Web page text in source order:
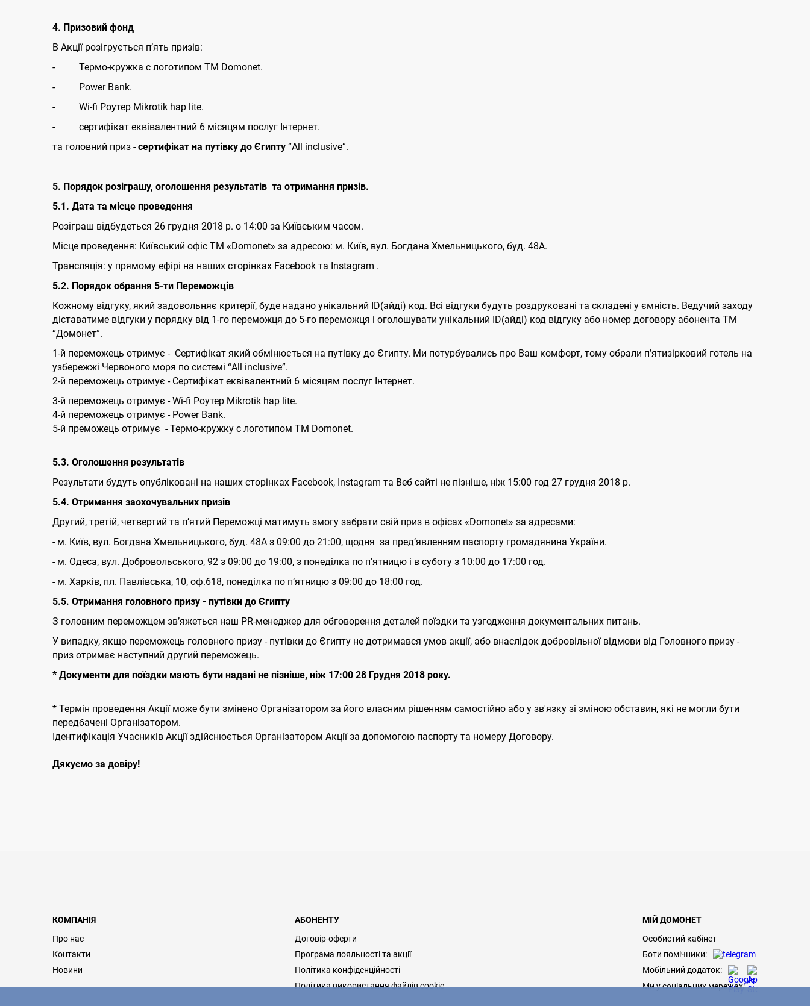
4. Призовий фонд
В Акції розігрується п’ять призів:
- Термо-кружка с логотипом ТМ Domonet.
- Power Bank.
- Wi-fi Роутер Mikrotik hap lite.
- сертифікат еквівалентний 6 місяцям послуг Інтернет.
та головний приз -сертифікат на путівку до Єгипту “All inclusive”.
5. Порядок розіграшу, оголошення результатів та отримання призів.
5.1. Дата та місце проведення
Розіграш відбудеться 26 грудня 2018 р. о 14:00 за Київським часом.
Місце проведення: Київський офіс ТМ «Domonet» за адресою: м. Київ, вул. Богдана Хмельницького, буд. 48А.
Трансляція: у прямому ефірі на наших сторінках Facebook та Instagram .
5.2. Порядок обрання 5-ти Переможців
Кожному відгуку, який задовольняє критерії, буде надано унікальний ID(айді) код. Всі відгуки будуть роздруковані та складені у ємність. Ведучий заходу
діставатиме відгуки у порядку від 1-го переможця до 5-го переможця і оголошувати унікальний ID(айді) код відгуку або номер договору абонента ТМ
“Домонет”.
1-й переможець отримує - Сертифікат який обмінюється на путівку до Єгипту. Ми потурбувались про Ваш комфорт, тому обрали п’ятизірковий готель на
узбережжі Червоного моря по системі “All inclusive”.
2-й переможець отримує - Сертифікат еквівалентний 6 місяцям послуг Інтернет.
3-й переможець отримує - Wi-fi Роутер Mikrotik hap lite.
4-й переможець отримує - Power Bank.
5-й преможець отримує - Термо-кружку с логотипом ТМ Domonet.
5.3. Оголошення результатів
Результати будуть опубліковані на наших сторінках Facebook, Instagram та Веб сайті не пізніше, ніж 15:00 год 27 грудня 2018 р.
5.4. Отримання заохочувальних призів
Другий, третій, четвертий та пʼятий Переможці матимуть змогу забрати свій приз в офісах «Domonet» за адресами:
- м. Київ, вул. Богдана Хмельницького, буд. 48А з 09:00 до 21:00, щодня за пред’явленням паспорту громадянина України.
- м. Одеса, вул. Добровольського, 92 з 09:00 до 19:00, з понеділка по п'ятницю і в суботу з 10:00 до 17:00 год.
- м. Харків, пл. Павлівська, 10, оф.618, понеділка по пʼятницю з 09:00 до 18:00 год.
5.5. Отримання головного призу - путівки до Єгипту
З головним переможцем зв’яжеться наш PR-менеджер для обговорення деталей поїздки та узгодження документальних питань.
У випадку, якщо переможець головного призу - путівки до Єгипту не дотримався умов акції, або внаслідок добровільної відмови від Головного призу -
приз отримає наступний другий переможець.
* Документи для поїздки мають бути надані не пізніше, ніж 17:00 28 Грудня 2018 року.
* Термін проведення Акції може бути змінено Організатором за його власним рішенням самостійно або у зв'язку зі зміною обставин, які не могли бути
передбачені Організатором.
Ідентифікація Учасників Акції здійснюється Організатором Акції за допомогою паспорту та номеру Договору.
Дякуємо за довіру!
КОМПАНІЯ
Про нас
Контакти
Новини
АБОНЕНТУ
Договір-оферти
Програма лояльності та акції
Політика конфіденційності
Політика використання файлів cookie
МІЙ ДОМОНЕТ
Особистий кабінет
Боти помічники:
Мобільний додаток:
Ми у соціальних мережах: